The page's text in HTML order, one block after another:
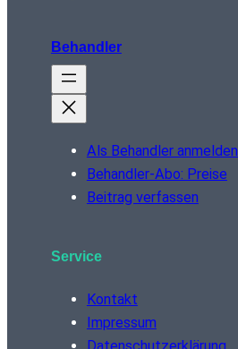
Behandler
Als Behandler anmelden
Behandler-Abo: Preise
Beitrag verfassen
Service
Kontakt
Impressum